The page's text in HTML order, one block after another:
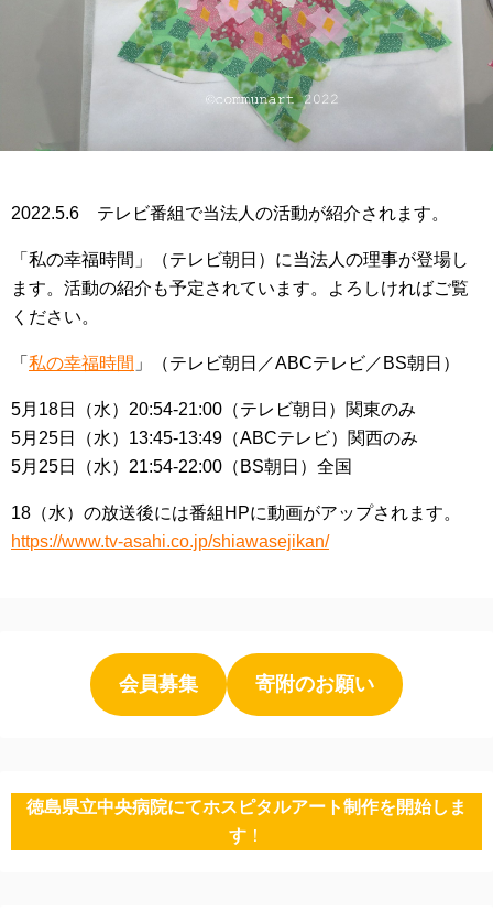
2022.5.6 テレビ番組で当法人の活動が紹介されます。
「私の幸福時間」（テレビ朝日）に当法人の理事が登場し
ます。活動の紹介も予定されています。よろしければご覧
ください。
「 私の幸福時間 」（テレビ朝日／ABCテレビ／BS朝日）
5月18日（水）20:54-21:00（テレビ朝日）関東のみ
5月25日（水）13:45-13:49（ABCテレビ）関西のみ
5月25日（水）21:54-22:00（BS朝日）全国
18（水）の放送後には番組HPに動画がアップされます。
https://www.tv-asahi.co.jp/shiawasejikan/
会員募集 寄附のお願い
徳島県立中央病院にてホスピタルアート制作を開始しま
す ！